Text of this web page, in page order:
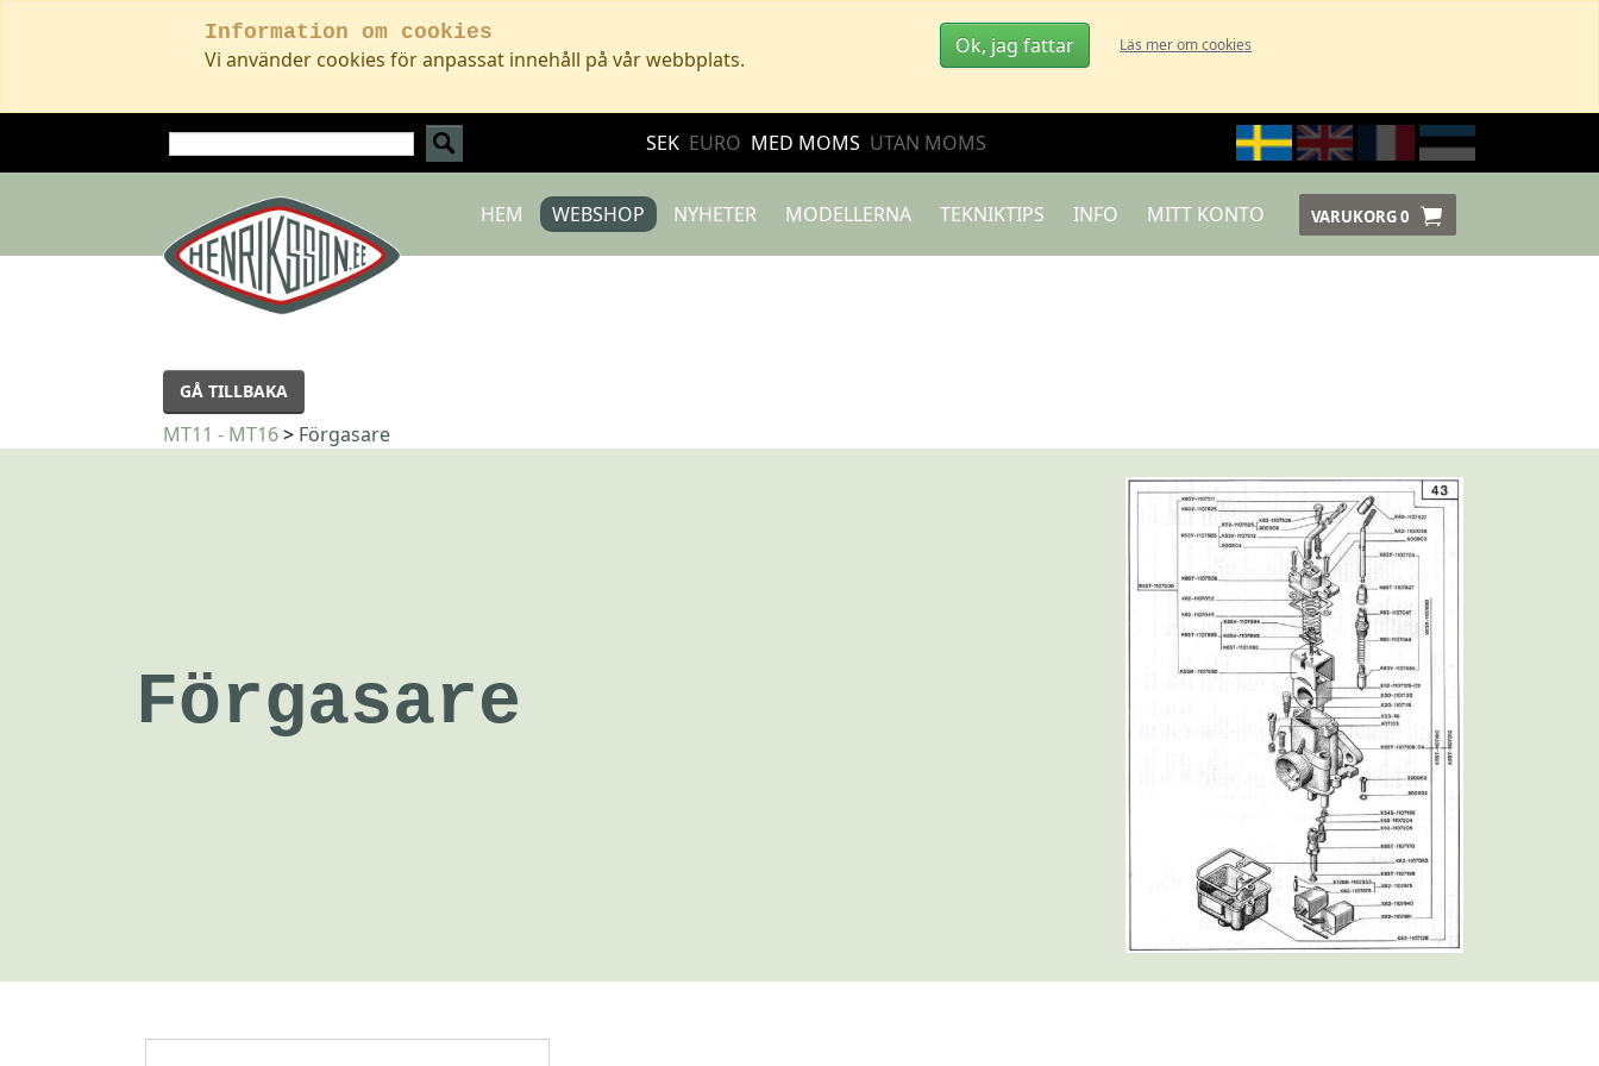
Information om cookies
Vi använder cookies för anpassat innehåll på vår webbplats.
Ok, jag fattar Läs mer om cookies
SEK EURO MED MOMS UTAN MOMS
HEM WEBSHOP NYHETER MODELLERNA TEKNIKTIPS INFO MITT KONTO VARUKORG0
GÅ TILLBAKA
MT11 - MT16> Förgasare
Förgasare